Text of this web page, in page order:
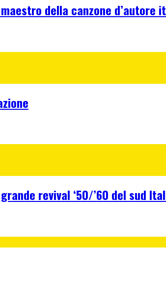
della canzone d’autore
revival ‘50/’60 del sud